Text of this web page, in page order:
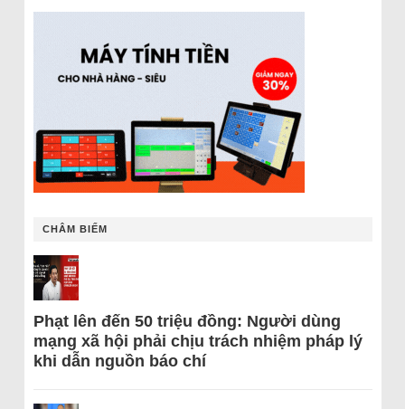
CHÂM BIẾM
Phạt lên đến 50 triệu đồng: Người dùng
mạng xã hội phải chịu trách nhiệm pháp lý
khi dẫn nguồn báo chí